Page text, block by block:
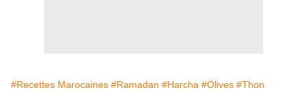
#Recettes Marocaines #Ramadan #Harcha #Olives #Thon